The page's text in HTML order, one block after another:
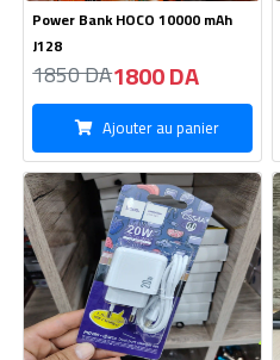
Chargeur HOCO -CS54A C TO C-
20W
740 DA730 DA
Ajouter au panier